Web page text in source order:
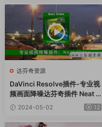
达芬奇资源
DaVinci Resolve插件-专业视
频画面降噪达芬奇插件 Neat V
ideo Pro 5.6.0 Win CE
2024-05-02 12